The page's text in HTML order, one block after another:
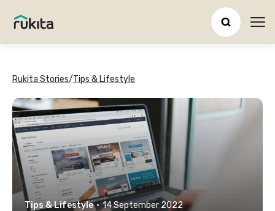
Rukita Stories/Tips & Lifestyle
Tips & Lifestyle · 14 September 2022